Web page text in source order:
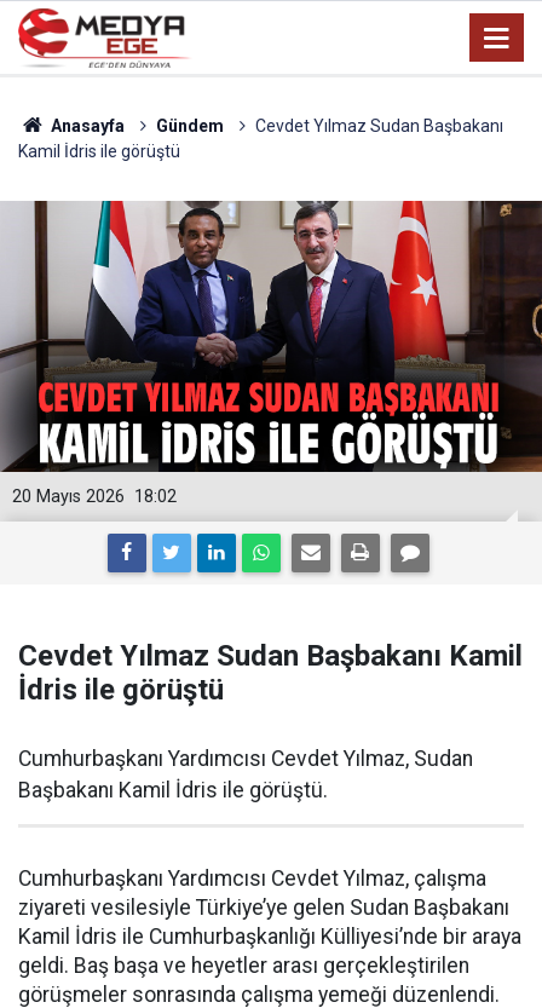
Anasayfa Gündem
Cevdet Yılmaz Sudan Başbakanı
Kamil İdris ile görüştü
18:02
20 Mayıs 2026
Cevdet Yılmaz Sudan Başbakanı Kamil
İdris ile görüştü
Cumhurbaşkanı Yardımcısı Cevdet Yılmaz, Sudan
Başbakanı Kamil İdris ile görüştü.
Cumhurbaşkanı Yardımcısı Cevdet Yılmaz, çalışma
ziyareti vesilesiyle Türkiye’ye gelen Sudan Başbakanı
Kamil İdris ile Cumhurbaşkanlığı Külliyesi’nde bir araya
geldi. Baş başa ve heyetler arası gerçekleştirilen
görüşmeler sonrasında çalışma yemeği düzenlendi.